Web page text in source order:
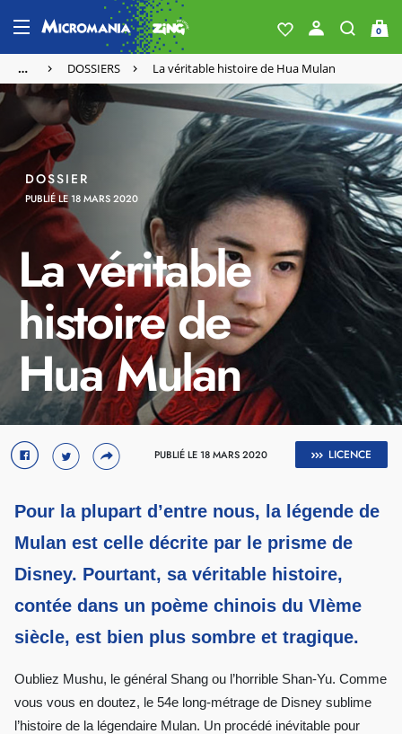
0
… DOSSIERS La véritable histoire de Hua Mulan
DOSSIER
PUBLIÉ LE 18 MARS 2020
La véritable
histoire de
Hua MulanCrédit : Walt Disney Pictures
PUBLIÉ LE 18 MARS 2020 LICENCE
Pour la plupart d’entre nous, la légende de
Mulan est celle décrite par le prisme de
Disney. Pourtant, sa véritable histoire,
contée dans un poème chinois du VIème
siècle, est bien plus sombre et tragique.
Oubliez Mushu, le général Shang ou l’horrible Shan-Yu. Comme
vous vous en doutez, le 54e long-métrage de Disney sublime
l’histoire de la légendaire Mulan. Un procédé inévitable pour